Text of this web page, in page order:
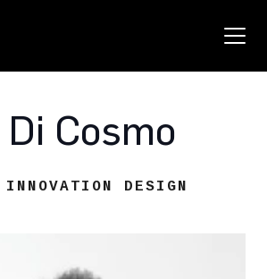
Cosmo
DESIGN